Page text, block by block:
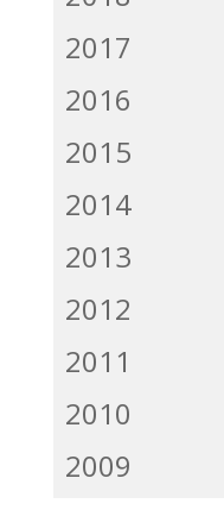
2017
2016
2015
2014
2013
2012
2011
2010
2009